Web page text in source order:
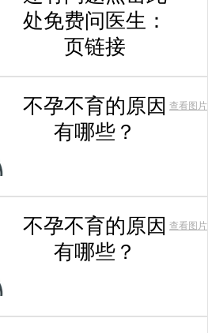
处免费问医生：
页链接
不孕不育的原因
有哪些？
查看图片
不孕不育的原因
有哪些？
查看图片